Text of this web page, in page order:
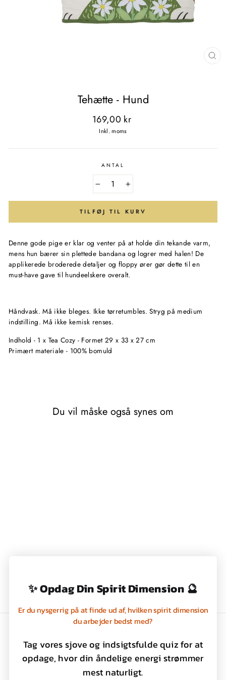
Tehætte - Hund
Normal
pris
169,00 kr
Inkl. moms
ANTAL
+
TILFØJ TIL KURV
Denne gode pige er klar og venter på at holde din tekande varm,
mens hun bærer sin plettede bandana og logrer med halen! De
applikerede broderede detaljer og floppy ører gør dette til en
must-have gave til hundeelskere overalt.
Håndvask. Må ikke bleges. Ikke tørretumbles. Stryg på medium
indstilling. Må ikke kemisk renses.
Indhold - 1 x Tea Cozy - Formet 29 x 33 x 27 cm
Primært materiale - 100% bomuld
Du vil måske også synes om
Privatlivspolitik
Kontakt os
✨ Opdag Din Spirit Dimension 🔮
Er du nysgerrig på at finde ud af, hvilken spirit dimension
du arbejder bedst med?
Tag vores sjove og indsigtsfulde quiz for at
opdage, hvor din åndelige energi strømmer
mest naturligt.